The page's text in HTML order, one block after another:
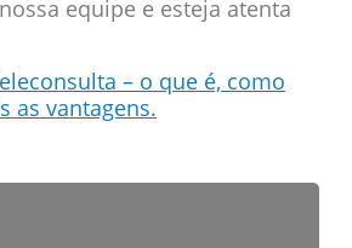
equipe e esteja atenta
– o que é, como
as vantagens.